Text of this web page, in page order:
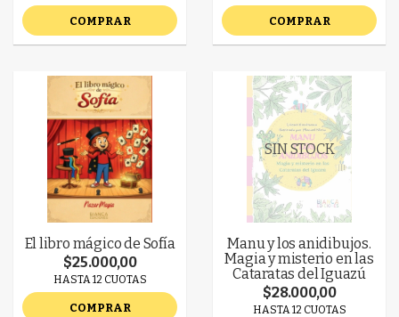
COMPRAR COMPRAR
El libro mágico de Sofía
$25.000,00
HASTA 12 CUOTAS
COMPRAR
SIN STOCK
Manu y los anidibujos.
Magia y misterio en las
Cataratas del Iguazú
$28.000,00
HASTA 12 CUOTAS